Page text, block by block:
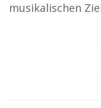
musikalischen